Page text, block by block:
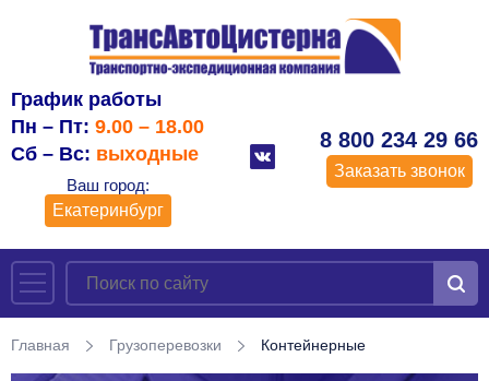
График работы
Пн – Пт: 9.00 – 18.00
Сб – Вс: выходные
Ваш город:
Екатеринбург
8 800 234 29 66
Заказать звонок
Главная Грузоперевозки Контейнерные